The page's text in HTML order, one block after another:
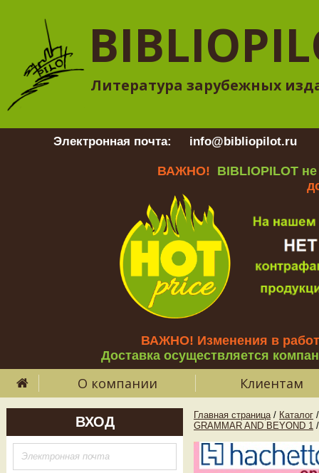
Литература зарубежных
Электронная почта: info@bibliopilot.ru
ВАЖНО! BIBLIOPILOT
ВАЖНО! Изменения в
Доставка осуществляется
О компании Клиентам
ВХОД Главная страница / Каталог /
GRAMMAR AND BEYOND 1 /